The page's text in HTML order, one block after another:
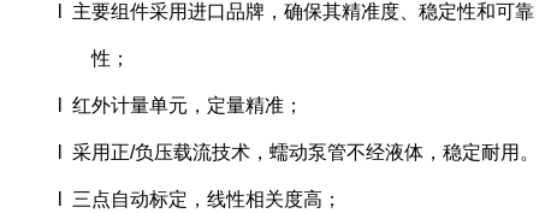
l 主要组件采用进口品牌，确保其精准度、稳定性和可靠
性；
l 红外计量单元，定量精准；
l 采用正/负压载流技术，蠕动泵管不经液体，稳定耐用。
l 三点自动标定，线性相关度高；